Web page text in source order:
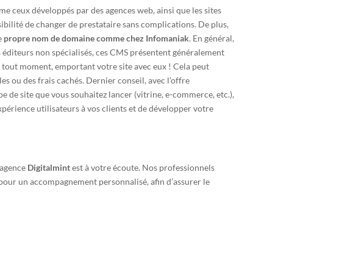
ceux développés par des agences web, ainsi que les sites
de changer de prestataire sans complications. De plus,
propre nom de domaine comme chez Infomaniak. En général,
non spécialisés, ces CMS présentent généralement
moment, emportant votre site avec eux ! Cela peut
ou des frais cachés. Dernier conseil, avec l’offre
de site que vous souhaitez lancer (vitrine, e-commerce, etc.),
utilisateurs à vos clients et de développer votre
Digitalmintest à votre écoute. Nos professionnels
un accompagnement personnalisé, afin d’assurer le